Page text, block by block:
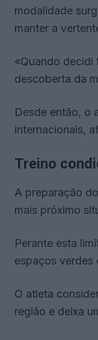
modalidade
manter a
«Quando decidi
descoberta da
Desde então, o
internacionais,
Treino
A preparação
mais próximo
Perante esta
espaços verdes
O atleta
região e deixa